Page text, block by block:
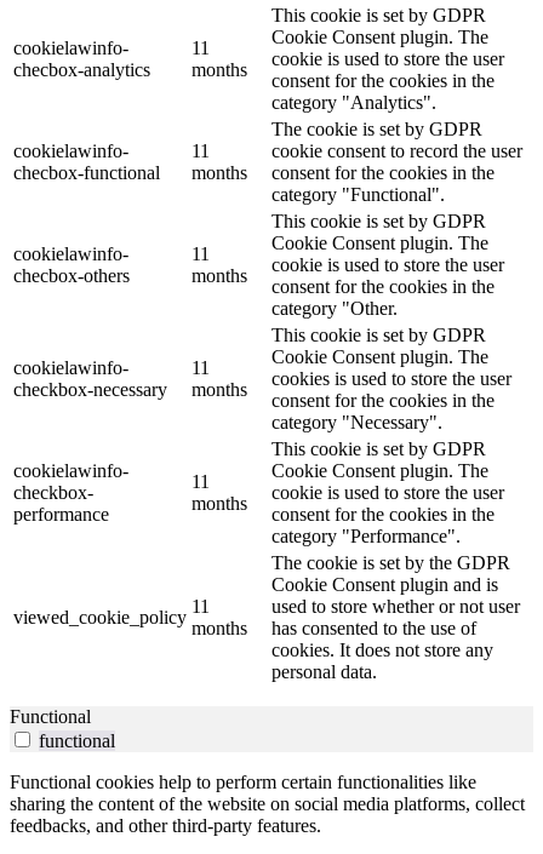
cookielawinfo-
checbox-analytics
11
months
This cookie is set by GDPR
Cookie Consent plugin. The
cookie is used to store the user
consent for the cookies in the
category "Analytics".
cookielawinfo-
checbox-functional
11
months
The cookie is set by GDPR
cookie consent to record the user
consent for the cookies in the
category "Functional".
cookielawinfo-
checbox-others
11
months
This cookie is set by GDPR
Cookie Consent plugin. The
cookie is used to store the user
consent for the cookies in the
category "Other.
cookielawinfo-
checkbox-necessary
11
months
This cookie is set by GDPR
Cookie Consent plugin. The
cookies is used to store the user
consent for the cookies in the
category "Necessary".
cookielawinfo-
checkbox-
performance
11
months
This cookie is set by GDPR
Cookie Consent plugin. The
cookie is used to store the user
consent for the cookies in the
category "Performance".
viewed_cookie_policy
11
months
The cookie is set by the GDPR
Cookie Consent plugin and is
used to store whether or not user
has consented to the use of
cookies. It does not store any
personal data.
Functional
functional
Functional cookies help to perform certain functionalities like
sharing the content of the website on social media platforms, collect
feedbacks, and other third-party features.